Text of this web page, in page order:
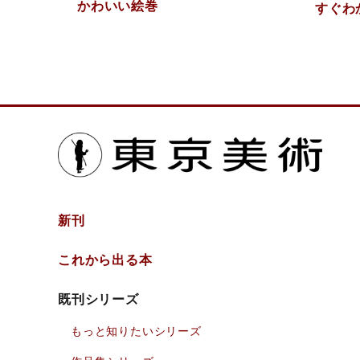
かわいい絵巻 すぐ
新刊
これから出る本
既刊シリーズ
もっと知りたいシリーズ